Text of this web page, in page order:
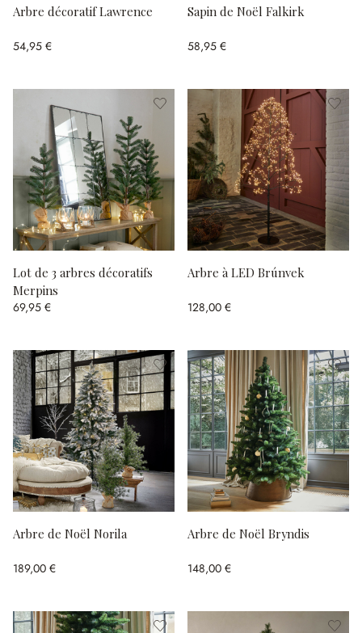
Arbre décoratif Lawrence
54,95 €
Sapin de Noël Falkirk
58,95 €
Lot de 3 arbres décoratifs
Merpins
69,95 €
Arbre à LED Brúnvek
128,00 €
Arbre de Noël Norila
189,00 €
Arbre de Noël Bryndis
148,00 €